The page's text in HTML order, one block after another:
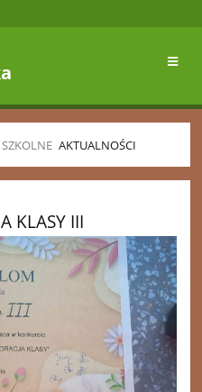
AKTUALNOŚCI
KLASY III